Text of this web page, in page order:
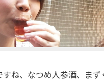
ね、なつめ人参酒、まず